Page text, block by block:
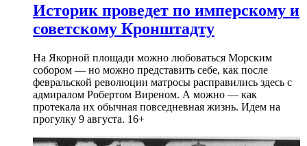
Историк проведет по имперскому и
советскому Кронштадту
На Якорной площади можно любоваться Морским
собором — но можно представить себе, как после
февральской революции матросы расправились здесь с
адмиралом Робертом Виреном. А можно — как
протекала их обычная повседневная жизнь. Идем на
прогулку 9 августа. 16+